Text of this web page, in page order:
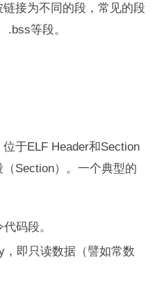
接为不同的段，常见的段
.bss等段。
于ELF Header和Section
Section）。一个典型的
码段。
，即只读数据（譬如常数